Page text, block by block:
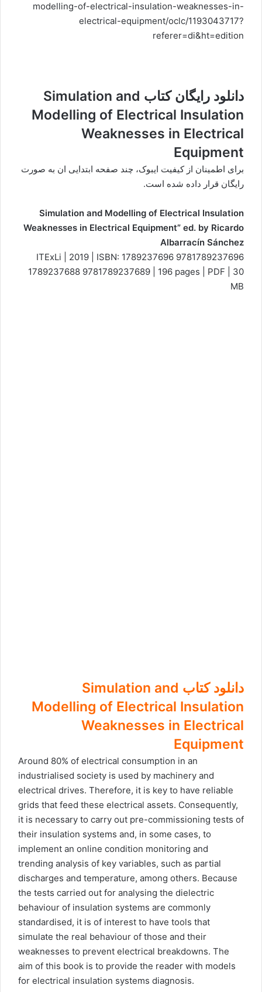
modelling-of-electrical-insulation-weaknesses-in-
electrical-equipment/oclc/1193043717?
referer=di&ht=edition
دانلود رایگان کتاب Simulation and
Modelling of Electrical Insulation
Weaknesses in Electrical
Equipment
برای اطمینان از کیفیت ایبوک، چند صفحه ابتدایی ان به صورت
رایگان قرار داده شده است.
Simulation and Modelling of Electrical Insulation
Weaknesses in Electrical Equipment” ed. by Ricardo
Albarracín Sánchez
ITExLi | 2019 | ISBN: 1789237696 9781789237696
1789237688 9781789237689 | 196 pages | PDF | 30
MB
دانلود کتاب Simulation and
Modelling of Electrical Insulation
Weaknesses in Electrical
Equipment
Around 80% of electrical consumption in an
industrialised society is used by machinery and
electrical drives. Therefore, it is key to have reliable
grids that feed these electrical assets. Consequently,
it is necessary to carry out pre-commissioning tests of
their insulation systems and, in some cases, to
implement an online condition monitoring and
trending analysis of key variables, such as partial
discharges and temperature, among others. Because
the tests carried out for analysing the dielectric
behaviour of insulation systems are commonly
standardised, it is of interest to have tools that
simulate the real behaviour of those and their
weaknesses to prevent electrical breakdowns. The
aim of this book is to provide the reader with models
for electrical insulation systems diagnosis.